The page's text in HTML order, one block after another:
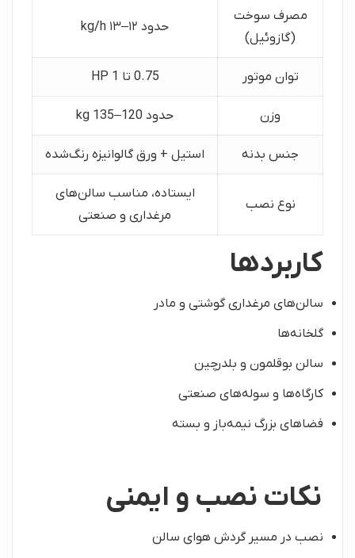
مصرف سوخت
(گازوئیل)
حدود ۱۲–۱۳ kg/h
توان موتور 0.75 تا 1 HP
وزن حدود 120–135 kg
جنس بدنه استیل + ورق گالوانیزه رنگ‌شده
نوع نصب
ایستاده، مناسب سالن‌های
مرغداری و صنعتی
کاربردها
سالن‌های مرغداری گوشتی و مادر
گلخانه‌ها
سالن بوقلمون و بلدرچین
کارگاه‌ها و سوله‌های صنعتی
فضاهای بزرگ نیمه‌باز و بسته
نکات نصب و ایمنی
نصب در مسیر گردش هوای سالن